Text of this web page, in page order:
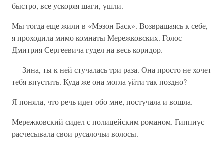
быстро, все ускоряя шаги, ушли.
Мы тогда еще жили в «Мэзон Баск». Возвращаясь к себе,
я проходила мимо комнаты Мережковских. Голос
Дмитрия Сергеевича гудел на весь коридор.
— Зина, ты к ней стучалась три раза. Она просто не хочет
тебя впустить. Куда же она могла уйти так поздно?
Я поняла, что речь идет обо мне, постучала и вошла.
Мережковский сидел с полицейским романом. Гиппиус
расчесывала свои русалочьи волосы.